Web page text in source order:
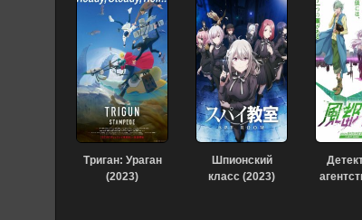
Триган: Ураган
(2023)
Шпионский
класс (2023)